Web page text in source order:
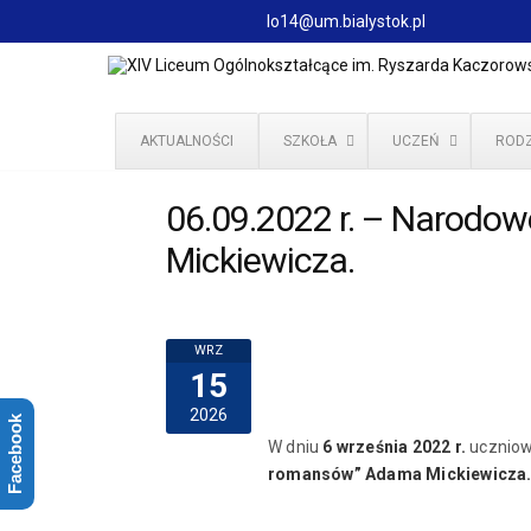
lo14@um.bialystok.pl
AKTUALNOŚCI SZKOŁA UCZEŃ
06.09.2022 r. –
Mickiewicza.
WRZ
15
2026
W dniu 6 września 2022 r.
romansów” Adama Mickiewicza.
Facebook